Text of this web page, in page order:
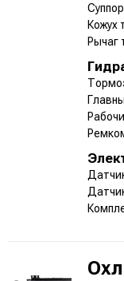
Кожух
Рычаг